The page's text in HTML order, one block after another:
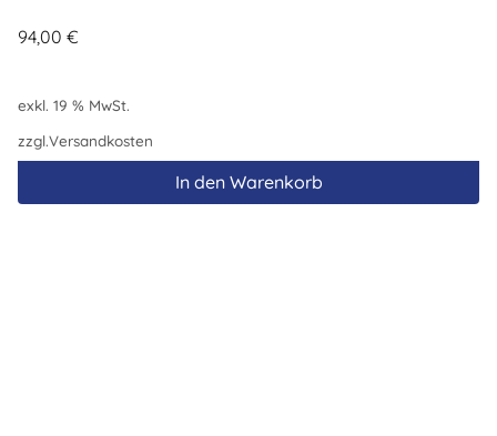
94,00 €
exkl. 19 % MwSt.
zzgl.Versandkosten
In den Warenkorb